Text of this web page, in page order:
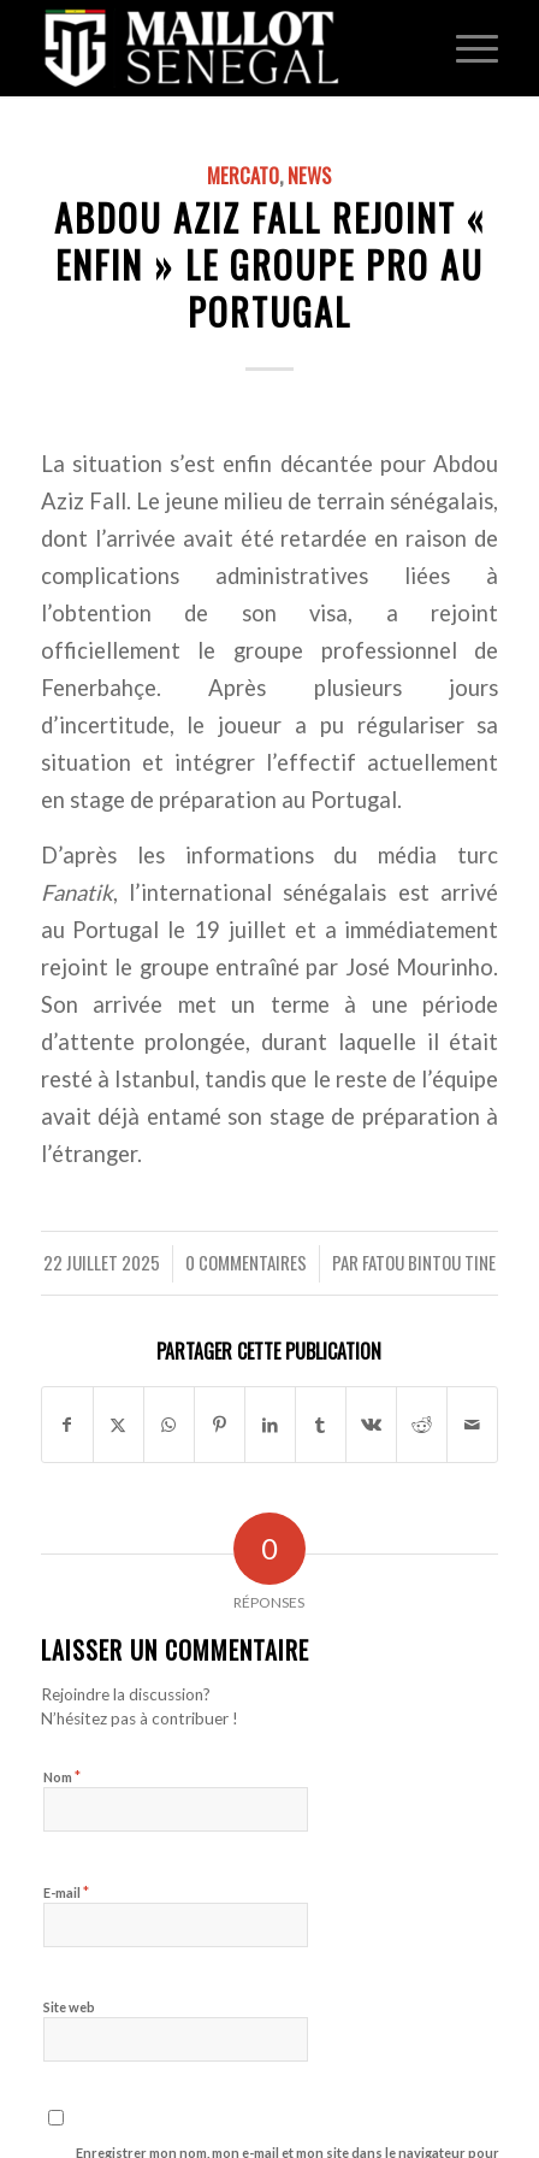
MERCATO,NEWS
ABDOU AZIZ FALL REJOINT «
ENFIN » LE GROUPE PRO AU
PORTUGAL
La situation s’est enfin décantée pour Abdou
Aziz Fall. Le jeune milieu de terrain sénégalais,
dont l’arrivée avait été retardée en raison de
complications administratives liées à
l’obtention de son visa, a rejoint
officiellement le groupe professionnel de
Fenerbahçe. Après plusieurs jours
d’incertitude, le joueur a pu régulariser sa
situation et intégrer l’effectif actuellement
en stage de préparation au Portugal.
D’après les informations du média turc
Fanatik, l’international sénégalais est arrivé
au Portugal le 19 juillet et a immédiatement
rejoint le groupe entraîné par José Mourinho.
Son arrivée met un terme à une période
d’attente prolongée, durant laquelle il était
resté à Istanbul, tandis que le reste de l’équipe
avait déjà entamé son stage de préparation à
l’étranger.
22 JUILLET 2025
/ 0 COMMENTAIRES
/ PAR FATOU BINTOU TINE
PARTAGER CETTE PUBLICATION
0
RÉPONSES
LAISSER UN COMMENTAIRE
Rejoindre la discussion?
N’hésitez pas à contribuer !
Nom *
E-mail *
Site web
Enregistrer mon nom, mon e-mail et mon site dans le navigateur pour